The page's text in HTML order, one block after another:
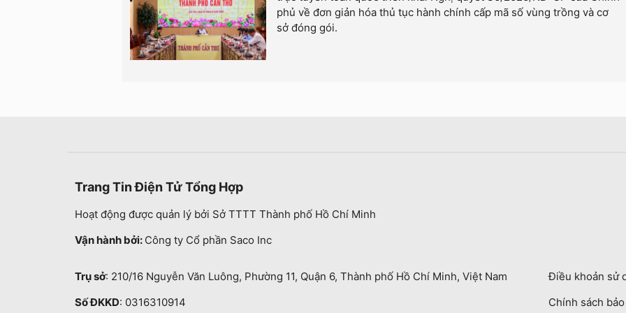
phủ về đơn giản hóa thủ tục hành chính cấp mã số vùng trồng và cơ
sở đóng gói.
Trang Tin Điện Tử Tổng Hợp
Hoạt động được quản lý bởi Sở TTTT Thành phố Hồ Chí Minh
Vận hành bởi: Công ty Cổ phần Saco Inc
Trụ sở: 210/16 Nguyễn Văn Luông, Phường 11, Quận 6, Thành phố Hồ Chí Minh, Việt Nam
Số ĐKKD: 0316310914
Điều khoản sử
Chính sách